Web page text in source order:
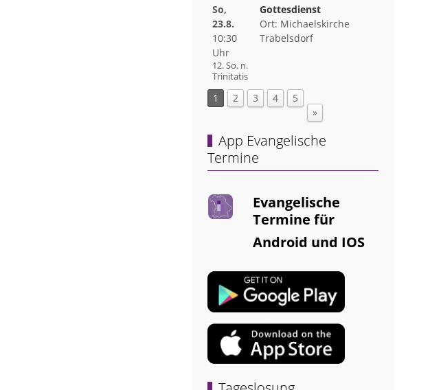
So,
23.8.
10:30
Uhr
12. So. n.
Trinitatis
Gottesdienst
Michaelskirche
Trabelsdorf
1 2 3 4
5
»
App Evangelische
Termine
Evangelische
Termine für
Android und IOS